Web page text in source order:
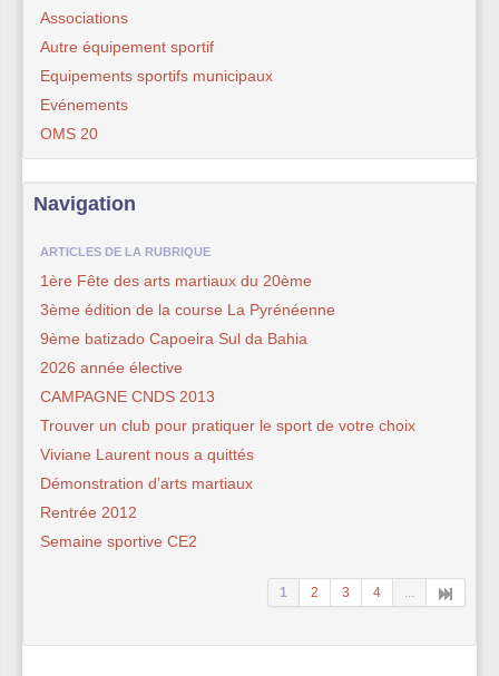
Associations
Autre équipement sportif
Equipements sportifs municipaux
Evénements
OMS 20
Navigation
ARTICLES DE LA RUBRIQUE
1ère Fête des arts martiaux du 20ème
3ème édition de la course La Pyrénéenne
9ème batizado Capoeira Sul da Bahia
2026 année élective
CAMPAGNE CNDS 2013
Trouver un club pour pratiquer le sport de votre choix
Viviane Laurent nous a quittés
Démonstration d’arts martiaux
Rentrée 2012
Semaine sportive CE2
1 2 3 4 ...